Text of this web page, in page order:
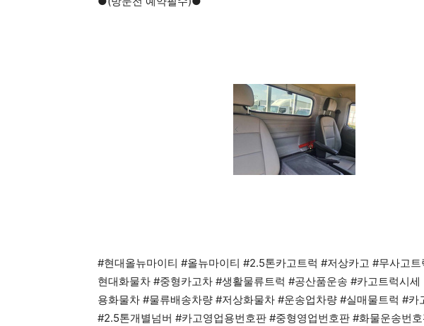
#현대올뉴마이티 #올뉴마이티 #2.5톤카고트럭 #저상카고 #무사고
현대화물차 #중형카고차 #생활물류트럭 #공산품운송 #카고트럭시
용화물차 #물류배송차량 #저상화물차 #운송업차량 #실매물트럭 #
#2.5톤개별넘버 #카고영업용번호판 #중형영업번호판 #화물운송번